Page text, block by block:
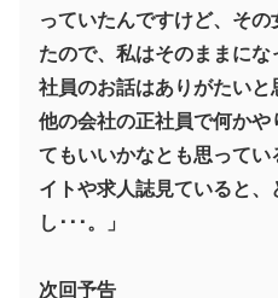
っていたんですけど、そ
たので、私はそのままに
社員のお話はありがたいと
他の会社の正社員で何か
てもいいかなとも思って
イトや求人誌見ていると
し･･･。」
次回予告